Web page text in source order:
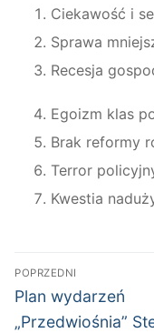
Ciekawość i
Sprawa
Recesja
Egoizm klas
Brak reformy
Terror
Kwestia
Nawigacja
wpisu
POPRZEDNI
Poprzedni
wpis:
Plan wydarzeń
„Przedwiośnia”